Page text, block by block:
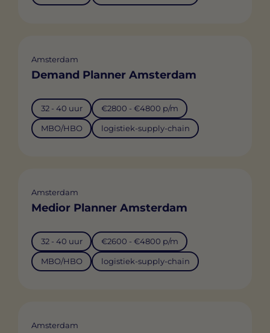
Amsterdam
Demand Planner Amsterdam
32 - 40 uur €2800 - €4800 p/m
MBO/HBO logistiek-supply-chain
Amsterdam
Medior Planner Amsterdam
32 - 40 uur €2600 - €4800 p/m
MBO/HBO logistiek-supply-chain
Amsterdam